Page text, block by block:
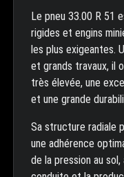
Le pneu 33.00 R 51
rigides et engins
les plus exigeantes.
et grands travaux, il
très élevée, une
et une grande
Sa structure radiale
une adhérence
de la pression au